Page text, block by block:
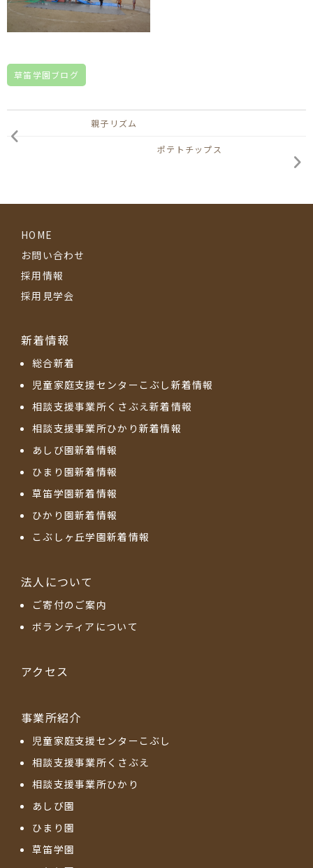
草笛学園ブログ
親子リズム
ポテトチップス
HOME
お問い合わせ
採用情報
採用見学会
新着情報
総合新着
児童家庭支援センターこぶし新着情報
相談支援事業所くさぶえ新着情報
相談支援事業所ひかり新着情報
あしび園新着情報
ひまり園新着情報
草笛学園新着情報
ひかり園新着情報
こぶしヶ丘学園新着情報
法人について
ご寄付のご案内
ボランティアについて
アクセス
事業所紹介
児童家庭支援センターこぶし
相談支援事業所くさぶえ
相談支援事業所ひかり
あしび園
ひまり園
草笛学園